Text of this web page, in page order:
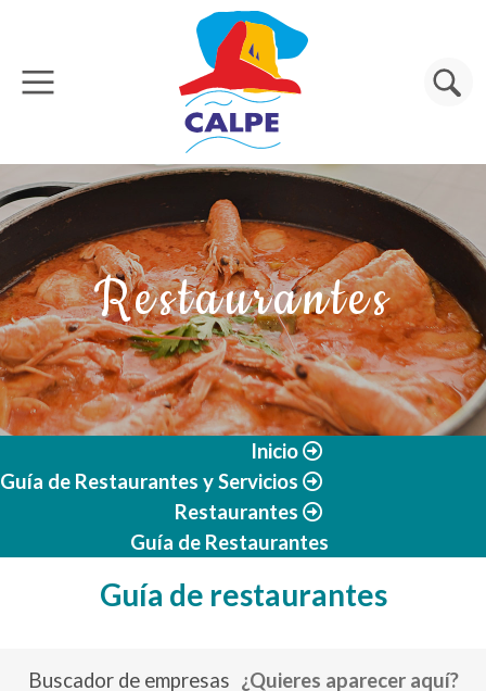
Pasar al contenido principal
Buscar
Restaurantes
Inicio
Guía de Restaurantes y Servicios
Restaurantes
Guía de Restaurantes
Guía de restaurantes
Buscador de empresas ¿Quieres aparecer aquí?